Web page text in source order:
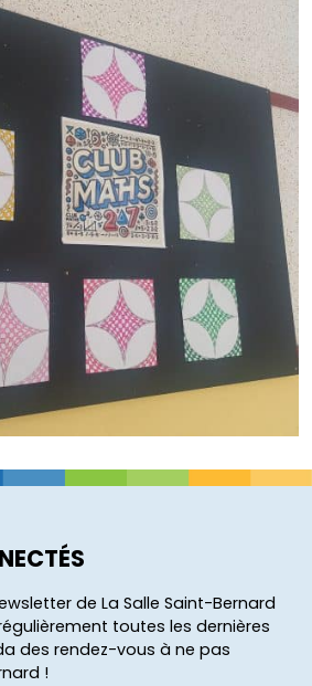
de La Salle Saint-Bernard
toutes les dernières
des rendez-vous à ne pas
!